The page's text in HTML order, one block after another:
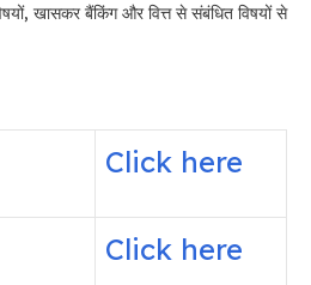
खासकर बैंकिंग और वित्त से संबंधित विषयों से
Click here
Click here